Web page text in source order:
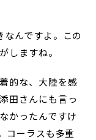
んですよ。この
しますね。
的な、大陸を感
田さんにも言っ
かったんですけ
コーラスも多重